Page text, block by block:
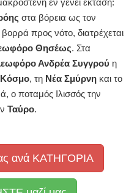
εν γένει έκταση:
στα βόρεια ως τον
προς νότο, διατρέχεται
Θησέως. Στα
Ανδρέα Συγγρού η
, τη Νέα Σμύρνη και το
ο ποταμός Ιλισσός την
Ταύρο.
ανά ΚΑΤΗΓΟΡΙΑ